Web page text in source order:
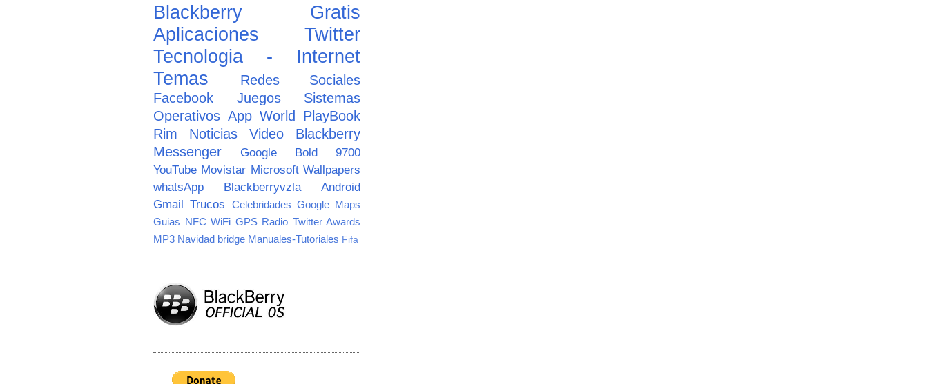
Blackberry
Gratis
Aplicaciones
Twitter
Tecnologia - Internet
Temas
Redes Sociales
Facebook
Juegos
Sistemas
Operativos App World PlayBook
Rim
Noticias Video
Blackberry
Messenger
Google
Bold 9700
YouTube Movistar Microsoft Wallpapers
whatsApp
Blackberryvzla
Android
Gmail Trucos Celebridades Google Maps
Guias NFC WiFi GPS Radio Twitter Awards
MP3 Navidad bridge Manuales-Tutoriales Fifa